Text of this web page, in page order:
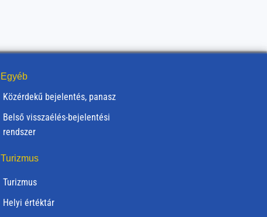
Egyéb
Közérdekű bejelentés, panasz
Belső visszaélés-bejelentési
rendszer
Turizmus
Turizmus
Helyi értéktár